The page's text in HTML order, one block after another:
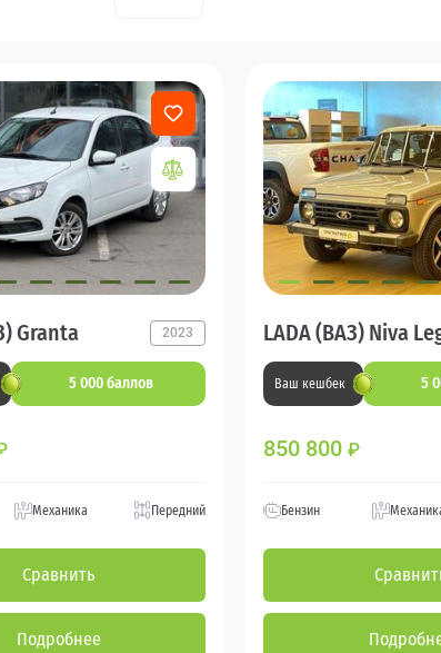
Granta 2023
5 000 баллов
Механика Передний
Сравнить
Подробнее
LADA (ВАЗ) Niva
Ваш кешбек 5
850 800 ₽
Бензин